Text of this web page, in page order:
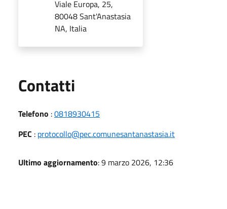
Viale Europa, 25,
80048 Sant'Anastasia
NA, Italia
Contatti
Telefono :0818930415
PEC : protocollo@pec.comunesantanastasia.it
Ultimo aggiornamento: 9 marzo 2026, 12:36